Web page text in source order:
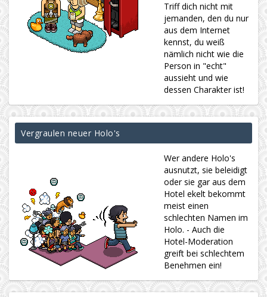
Triff dich nicht mit
jemanden, den du nur
aus dem Internet
kennst, du weiß
nämlich nicht wie die
Person in "echt"
aussieht und wie
dessen Charakter ist!
Vergraulen neuer Holo's
Wer andere Holo's
ausnutzt, sie beleidigt
oder sie gar aus dem
Hotel ekelt bekommt
meist einen
schlechten Namen im
Holo. - Auch die
Hotel-Moderation
greift bei schlechtem
Benehmen ein!